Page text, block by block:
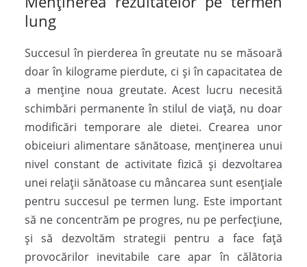
lung
Succesul în pierderea în greutate nu se măsoară
doar în kilograme pierdute, ci și în capacitatea de
a menține noua greutate. Acest lucru necesită
schimbări permanente în stilul de viață, nu doar
modificări temporare ale dietei. Crearea unor
obiceiuri alimentare sănătoase, menținerea unui
nivel constant de activitate fizică și dezvoltarea
unei relații sănătoase cu mâncarea sunt esențiale
pentru succesul pe termen lung. Este important
să ne concentrăm pe progres, nu pe perfecțiune,
și să dezvoltăm strategii pentru a face față
provocărilor inevitabile care apar în călătoria